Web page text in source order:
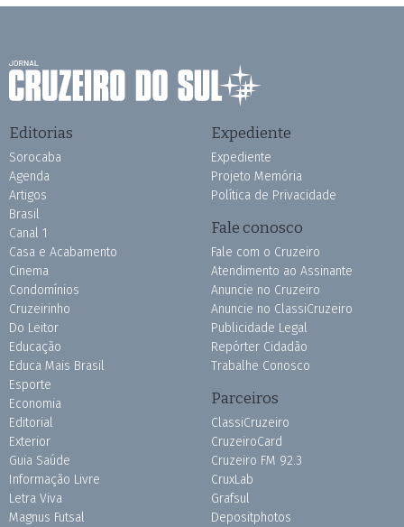
Editorias
Sorocaba
Agenda
Artigos
Brasil
Canal 1
Casa e Acabamento
Cinema
Condomínios
Cruzeirinho
Do Leitor
Educação
Educa Mais Brasil
Esporte
Economia
Editorial
Exterior
Guia Saúde
Informação Livre
Letra Viva
Magnus Futsal
Expediente
Expediente
Projeto Memória
Política de Privacidade
Fale conosco
Fale com o Cruzeiro
Atendimento ao Assinante
Anuncie no Cruzeiro
Anuncie no ClassiCruzeiro
Publicidade Legal
Repórter Cidadão
Trabalhe Conosco
Parceiros
ClassiCruzeiro
CruzeiroCard
Cruzeiro FM 92.3
CruxLab
Grafsul
Depositphotos